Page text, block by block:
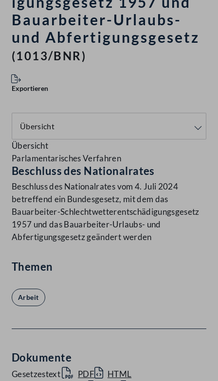
Bauarbeiter-Urlaubs-
und Abfertigungsgesetz
(1013/BNR)
Exportieren
Übersicht
Parlamentarisches Verfahren
Beschluss des Nationalrates
Beschluss des Nationalrates vom 4. Juli 2024
betreffend ein Bundesgesetz, mit dem das
Bauarbeiter-Schlechtwetterentschädigungsgesetz
1957 und das Bauarbeiter-Urlaubs- und
Abfertigungsgesetz geändert werden
Themen
Arbeit
Dokumente
Gesetzestext PDF
HTML